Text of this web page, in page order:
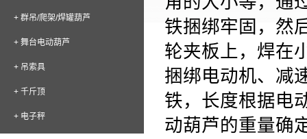
+ 群吊/爬架/焊罐葫芦
+ 舞台电动葫芦
+ 吊索具
+ 千斤顶
+ 电子秤
铁捆绑牢固，然
轮夹板上，焊在
捆绑电动机、减
铁，长度根据电
动葫芦的重量确